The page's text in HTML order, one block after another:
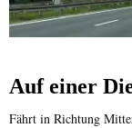
Auf einer
Fährt in Richtung